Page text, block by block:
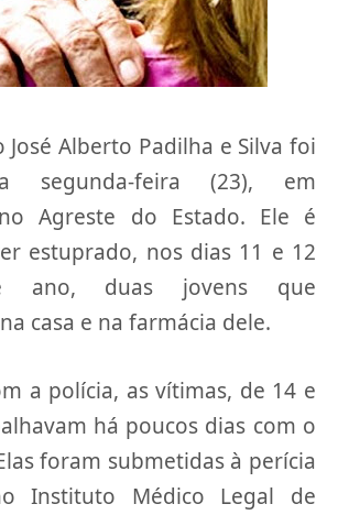
José Alberto Padilha e Silva foi
segunda-feira (23), em
Agreste do Estado. Ele é
estuprado, nos dias 11 e 12
ano, duas jovens que
casa e na farmácia dele.
a polícia, as vítimas, de 14 e
há poucos dias com o
foram submetidas à perícia
Instituto Médico Legal de